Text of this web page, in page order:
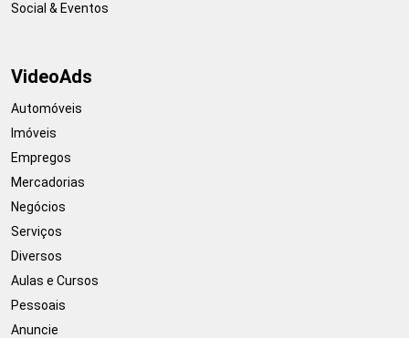
Social & Eventos
VideoAds
Automóveis
Imóveis
Empregos
Mercadorias
Negócios
Serviços
Diversos
Aulas e Cursos
Pessoais
Anuncie